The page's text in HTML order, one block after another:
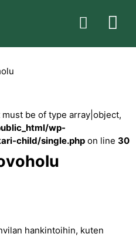
be of type array|object,
wp-
child/single.php on line 30
hankintoihin, kuten